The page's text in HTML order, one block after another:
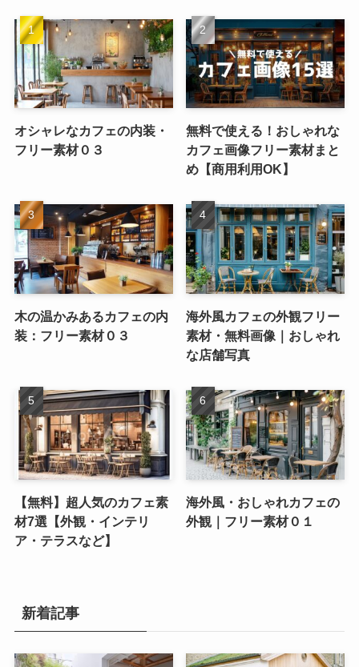
オシャレなカフェの内装・
フリー素材０３
無料で使える！おしゃれな
カフェ画像フリー素材まと
め【商用利用OK】
木の温かみあるカフェの内
装：フリー素材０３
海外風カフェの外観フリー
素材・無料画像｜おしゃれ
な店舗写真
【無料】超人気のカフェ素
材7選【外観・インテリ
ア・テラスなど】
海外風・おしゃれカフェの
外観｜フリー素材０１
新着記事